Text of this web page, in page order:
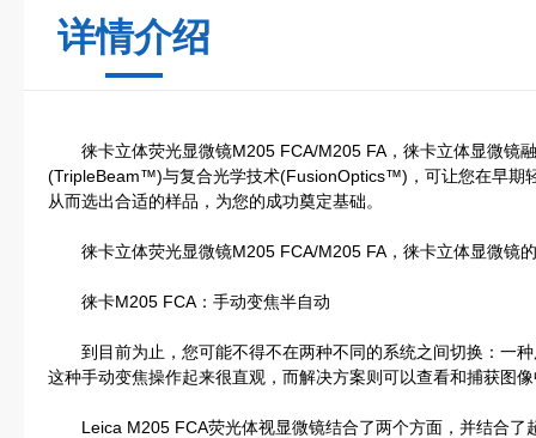
详情介绍
徕卡立体荧光显微镜M205 FCA/M205 FA，徕卡立体显微镜
(TripleBeam™)与复合光学技术(FusionOptics™)，可让您在早期
从而选出合适的样品，为您的成功奠定基础。
徕卡立体荧光显微镜M205 FCA/M205 FA，徕卡立体显微镜
徕卡M205 FCA：手动变焦半自动
到目前为止，您可能不得不在两种不同的系统之间切换：一种
这种手动变焦操作起来很直观，而解决方案则可以查看和捕获图
Leica M205 FCA荧光体视显微镜结合了两个方面，并结合了